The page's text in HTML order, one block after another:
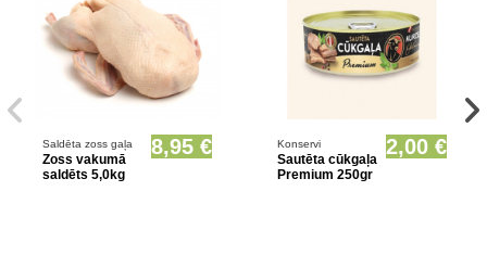
Prece pieejama opcionāli
Saldēta zoss gaļa
Zoss vakumā
saldēts 5,0kg
8,95 € Konservi
Sautēta cūkgaļa
Premium 250gr
2,00 €